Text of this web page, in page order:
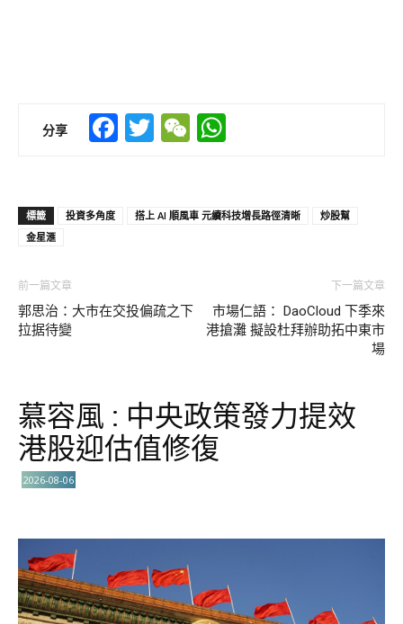
分享 Facebook
TwitterWeChat
標籤 投資多角度 搭上 AI 順風車 元續科技增長路徑清晰
炒股幫
金星滙
前一篇文章
郭思治：大市在交投偏疏之下
拉据待變
下一篇文章
市場仁語： DaoCloud 下季來
港搶灘 擬設杜拜辦助拓中東市
場
慕容風 : 中央政策發力提效
港股迎估值修復
2026-08-06